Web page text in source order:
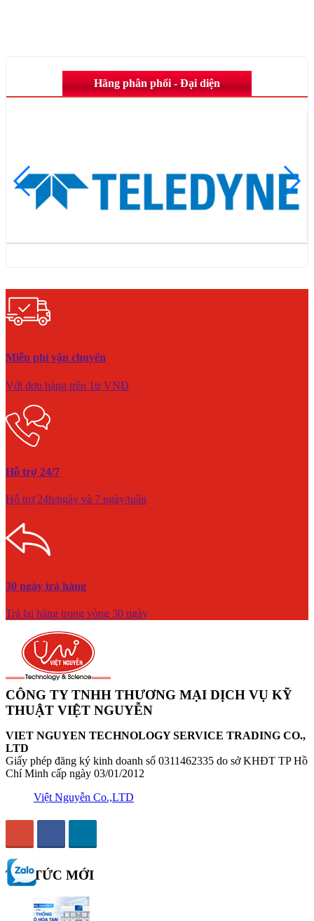
Hãng phân phối - Đại diện
Miễn phí vận chuyển
Với đơn hàng trên 1tr VNĐ
Hỗ trợ 24/7
Hỗ trợ 24h/ngày và 7 ngày/tuần
30 ngày trả hàng
Trả lại hàng trong vòng 30 ngày
CÔNG TY TNHH THƯƠNG MẠI DỊCH VỤ KỸ
THUẬT VIỆT NGUYỄN
VIET NGUYEN TECHNOLOGY SERVICE TRADING CO.,
LTD
Giấy phép đăng ký kinh doanh số 0311462335 do sở KHĐT TP Hồ
Chí Minh cấp ngày 03/01/2012
Việt Nguyễn Co.,LTD
TIN TỨC MỚI